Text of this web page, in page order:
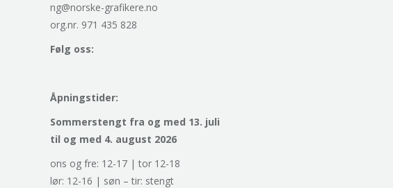
ng@norske-grafikere.no
org.nr. 971 435 828
Følg oss:
Åpningstider:
Sommerstengt fra og med 13. juli
til og med 4. august 2026
ons og fre: 12-17 | tor 12-18
lør: 12-16 | søn – tir: stengt